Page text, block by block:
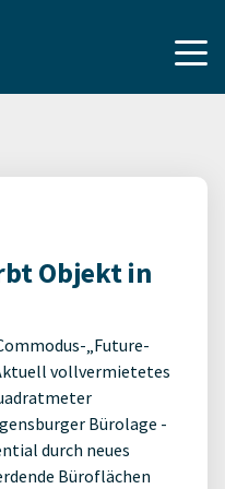
Objekt in
„Future-
vollvermietetes
Bürolage -
durch neues
Büroflächen